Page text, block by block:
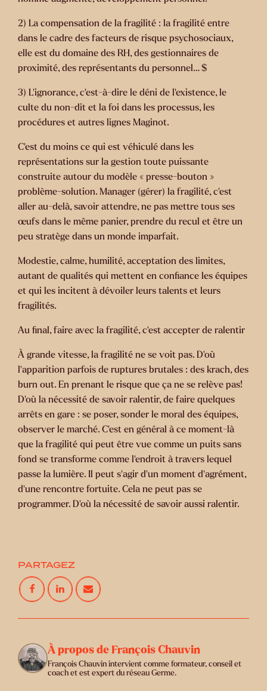
2) La compensation de la fragilité : la fragilité entre
dans le cadre des facteurs de risque psychosociaux,
elle est du domaine des RH, des gestionnaires de
proximité, des représentants du personnel… $
3) L’ignorance, c’est-à-dire le déni de l’existence, le
culte du non-dit et la foi dans les processus, les
procédures et autres lignes Maginot.
C’est du moins ce qui est véhiculé dans les
représentations sur la gestion toute puissante
construite autour du modèle « presse-bouton »
problème-solution. Manager (gérer) la fragilité, c’est
aller au-delà, savoir attendre, ne pas mettre tous ses
œufs dans le même panier, prendre du recul et être un
peu stratège dans un monde imparfait.
Modestie, calme, humilité, acceptation des limites,
autant de qualités qui mettent en confiance les équipes
et qui les incitent à dévoiler leurs talents et leurs
fragilités.
Au final, faire avec la fragilité, c’est accepter de ralentir
À grande vitesse, la fragilité ne se voit pas. D’où
l’apparition parfois de ruptures brutales : des krach, des
burn out. En prenant le risque que ça ne se relève pas!
D’où la nécessité de savoir ralentir, de faire quelques
arrêts en gare : se poser, sonder le moral des équipes,
observer le marché. C’est en général à ce moment-là
que la fragilité qui peut être vue comme un puits sans
fond se transforme comme l’endroit à travers lequel
passe la lumière. Il peut s’agir d’un moment d’agrément,
d’une rencontre fortuite. Cela ne peut pas se
programmer. D’où la nécessité de savoir aussi ralentir.
PARTAGEZ
À propos de François Chauvin
François Chauvin intervient comme formateur, conseil et
coach et est expert du réseau Germe.